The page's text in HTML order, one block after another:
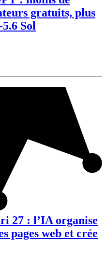
gratuits, plus
Sol
27 : l’IA organise
pages web et crée